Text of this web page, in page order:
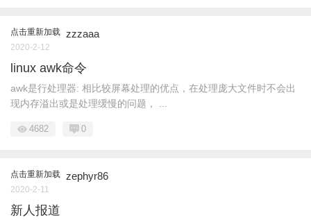
点击重新加载 zzzaaa
2020-2-12
linux awk命令
awk是行处理器: 相比较屏幕处理的优点，在处理庞大文件时不会出
现内存溢出或是处理缓慢的问题， ...
4682 0
点击重新加载 zephyr86
2020-2-11
新人报道